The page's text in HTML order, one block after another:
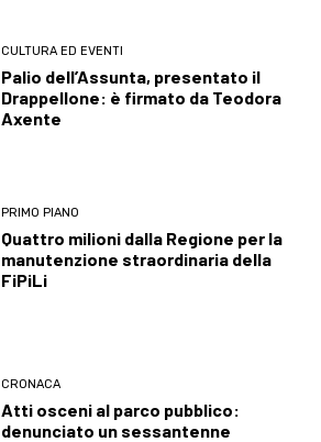
CULTURA ED EVENTI
Palio dell’Assunta, presentato il
Drappellone: è firmato da Teodora
Axente
PRIMO PIANO
Quattro milioni dalla Regione per la
manutenzione straordinaria della
FiPiLi
CRONACA
Atti osceni al parco pubblico:
denunciato un sessantenne